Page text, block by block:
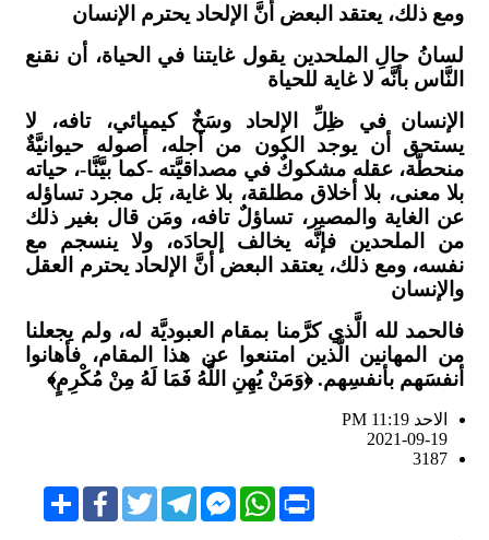
ومع ذلك، يعتقد البعض أنَّ الإلحاد يحترم الإنسان
لسانُ حالِ الملحدين يقول غايتنا في الحياة، أن نقنع
النَّاس بأنَّه لا غاية للحياة
الإنسان في ظِلِّ الإلحاد وسَخٌ كيميائي، تافه، لا
يستحق أن يوجد الكون من أجله، أصوله حيوانيَّةٌ
منحطَّة، عقله مشكوكٌ في مصداقيَّته -كما بيَّنَّا-، حياته
بلا معنى، بلا أخلاق مطلقة، بلا غاية، بَل مجرد تساؤله
عن الغاية والمصير، تساؤلٌ تافه، ومَن قال بغير ذلك
من الملحدين فإنَّه يخالف إلحادَه، ولا ينسجم مع
نفسه، ومع ذلك، يعتقد البعض أنَّ الإلحاد يحترم العقل
والإنسان
فالحمد لله الَّذي كرَّمنا بمقام العبوديَّة له، ولم يجعلنا
من المهانين الَّذين امتنعوا عن هذا المقام، فأهانوا
أنفسَهم بأنفسِهم. ﴿وَمَنْ يُهِنِ اللَّهُ فَمَا لَهُ مِنْ مُكْرِمٍ﴾
الاحد PM 11:19
2021-09-19
3187
ShareFacebookTwitter
TelegramFacebook
Messenger
WhatsApp Print